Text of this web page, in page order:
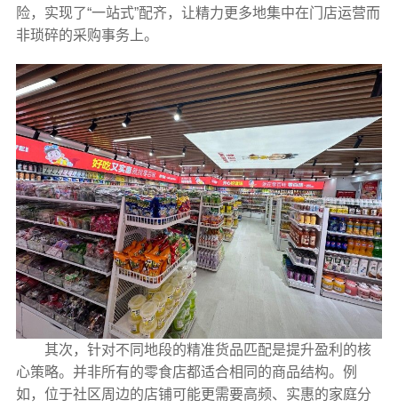
险，实现了“一站式”配齐，让精力更多地集中在门店运营而
非琐碎的采购事务上。
其次，针对不同地段的精准货品匹配是提升盈利的核
心策略。并非所有的零食店都适合相同的商品结构。例
如，位于社区周边的店铺可能更需要高频、实惠的家庭分